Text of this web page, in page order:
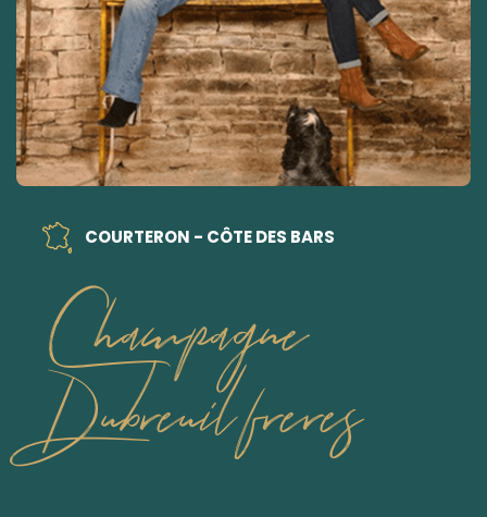
COURTERON - CÔTE DES BARS
Champagne
Dubreuil freres